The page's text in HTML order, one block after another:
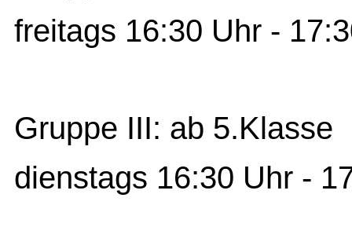
freitags 16:30 Uhr -
Gruppe III: ab 5.Klasse
dienstags 16:30 Uhr -